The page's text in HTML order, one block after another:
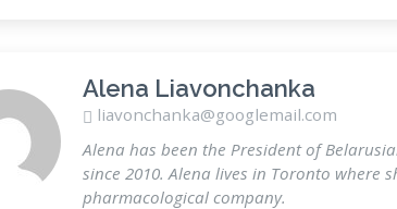
Alena Liavonchanka
liavonchanka@googlemail.com
Alena has been the President of
since 2010. Alena lives in Toronto where
pharmacological company.